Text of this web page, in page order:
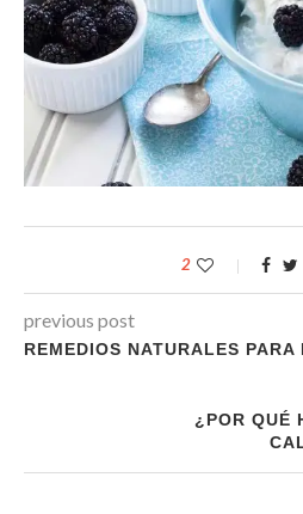
2
previous post
REMEDIOS NATURALES PARA
¿POR QUÉ